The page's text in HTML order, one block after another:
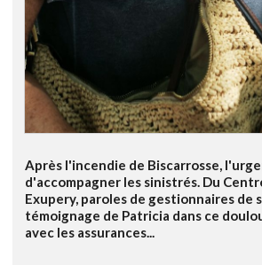
Après l'incendie de Biscarrosse,
d'accompagner les sinistrés. Du
Exupery, paroles de gestionnaires de
témoignage de Patricia dans ce
avec les assurances...